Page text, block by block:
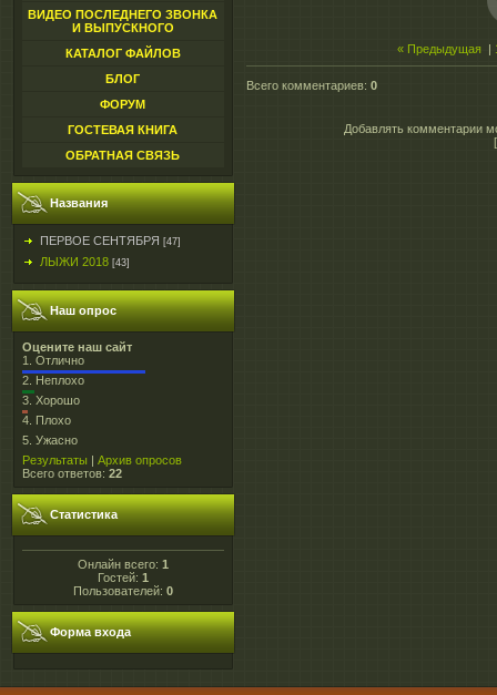
ВИДЕО ПОСЛЕДНЕГО ЗВОНКА
И ВЫПУСКНОГО
КАТАЛОГ ФАЙЛОВ
БЛОГ
ФОРУМ
ГОСТЕВАЯ КНИГА
ОБРАТНАЯ СВЯЗЬ
Названия
ПЕРВОЕ СЕНТЯБРЯ [47]
ЛЫЖИ 2018 [43]
Наш опрос
Оцените наш сайт
1. Отлично
2. Неплохо
3. Хорошо
4. Плохо
5. Ужасно
Результаты | Архив опросов
Всего ответов: 22
Статистика
Онлайн всего: 1
Гостей: 1
Пользователей: 0
Форма входа
« Предыдущая
Всего комментариев: 0
Добавлять комментарии